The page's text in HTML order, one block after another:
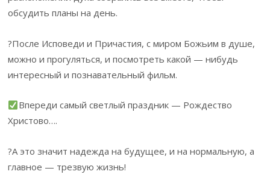
обсудить планы на день.
?После Исповеди и Причастия, с миром Божьим в душе,
можно и прогуляться, и посмотреть какой — нибудь
интересный и познавательный фильм.
Впереди самый светлый праздник — Рождество
Христово….
?А это значит надежда на будущее, и на нормальную, а
главное — трезвую жизнь!